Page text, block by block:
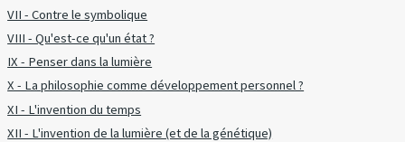
VII - Contre le symbolique
VIII - Qu'est-ce qu'un état ?
IX - Penser dans la lumière
X - La philosophie comme développement personnel ?
XI - L'invention du temps
XII - L'invention de la lumière (et de la génétique)